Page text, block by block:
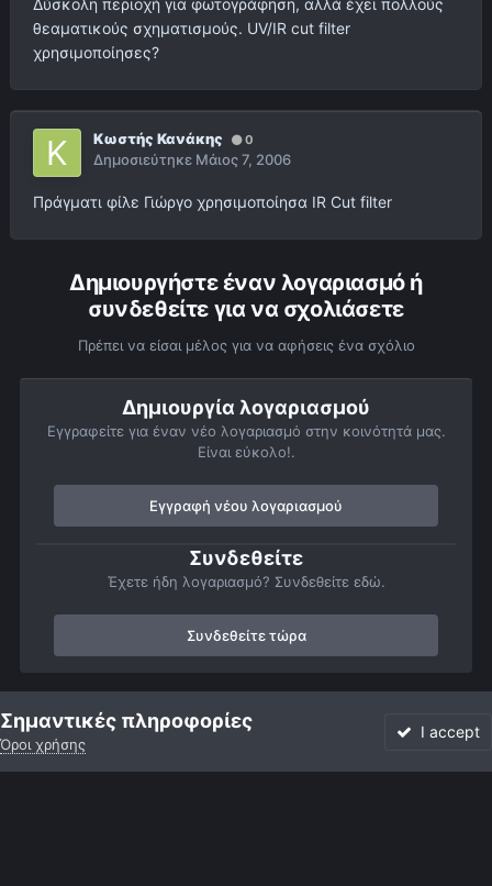
Δύσκολη περιοχή για φωτογράφηση, αλλά έχει πολλούς
θεαματικούς σχηματισμούς. UV/IR cut filter
χρησιμοποίησες?
Κωστής Κανάκης 0
Δημοσιεύτηκε Μάιος 7, 2006
Πράγματι φίλε Γιώργο χρησιμοποίησα IR Cut filter
Δημιουργήστε έναν λογαριασμό ή
συνδεθείτε για να σχολιάσετε
Πρέπει να είσαι μέλος για να αφήσεις ένα σχόλιο
Δημιουργία λογαριασμού
Εγγραφείτε για έναν νέο λογαριασμό στην κοινότητά μας.
Είναι εύκολο!.
Εγγραφή νέου λογαριασμού
Συνδεθείτε
Έχετε ήδη λογαριασμό? Συνδεθείτε εδώ.
Συνδεθείτε τώρα
Αρχή Αστροφωτογραφίες Σελήνη
Σημαντικές πληροφορίες
Όροι χρήσης
I accept
Forum